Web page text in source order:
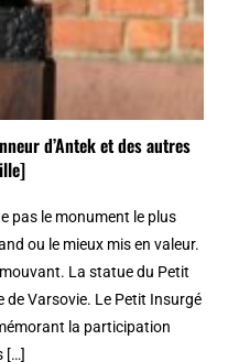
d’Antek et des autres
pas le monument le plus
ou le mieux mis en valeur.
La statue du Petit
de Varsovie. Le Petit Insurgé
la participation
[…]